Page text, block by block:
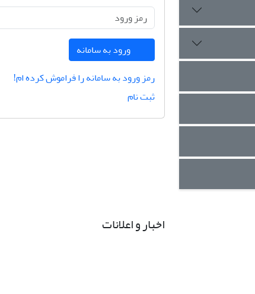
ورود به سامانه
رمز ورود به سامانه را فراموش کرده ام!
ثبت نام
اخبار و اعلانات